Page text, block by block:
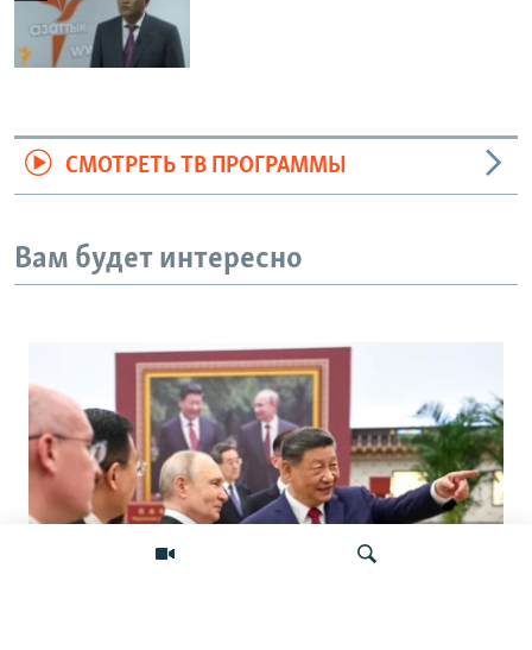
СМОТРЕТЬ ТВ ПРОГРАММЫ
Вам будет интересно